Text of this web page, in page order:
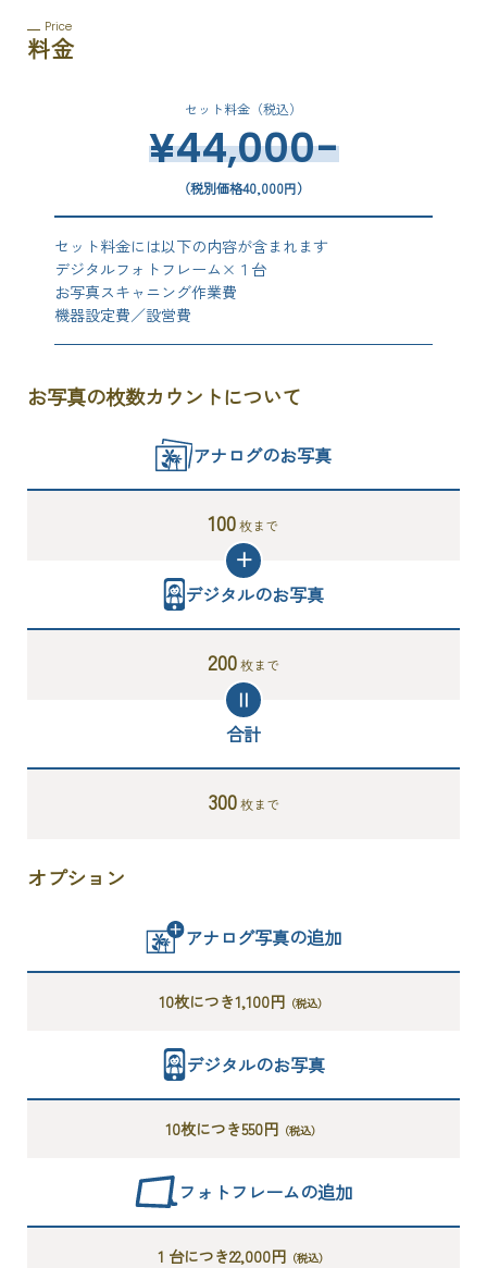
Price
料金
セット料金（税込）
¥44,000-
（税別価格40,000円）
セット料金には以下の内容が含まれます
デジタルフォトフレーム×１台
お写真スキャニング作業費
機器設定費／設営費
お写真の枚数カウントについて
アナログのお写真
100枚まで
デジタルのお写真
200枚まで
合計
300枚まで
オプション
アナログ写真の追加
10枚につき1,100円 （税込）
デジタルのお写真
10枚につき550円 （税込）
フォトフレームの追加
1 台につき22,000円 （税込）